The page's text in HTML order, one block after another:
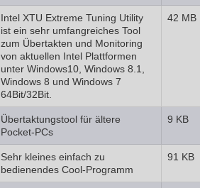
Intel XTU Extreme Tuning Utility
ist ein sehr umfangreiches Tool
zum Übertakten und Monitoring
von aktuellen Intel Plattformen
unter Windows10, Windows 8.1,
Windows 8 und Windows 7
64Bit/32Bit.
42 MB
Übertaktungstool für ältere
Pocket-PCs
9 KB
Sehr kleines einfach zu
bedienendes Cool-Programm
91 KB